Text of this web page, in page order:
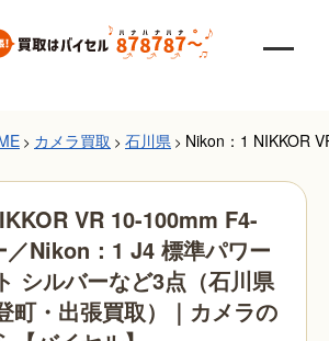
> カメラ買取 > 石川県 > Nikon：1 NIKKOR
VR 10-100mm F4-
／Nikon：1 J4 標準パワー
シルバーなど3点（石川県
町・出張買取）｜カメラの